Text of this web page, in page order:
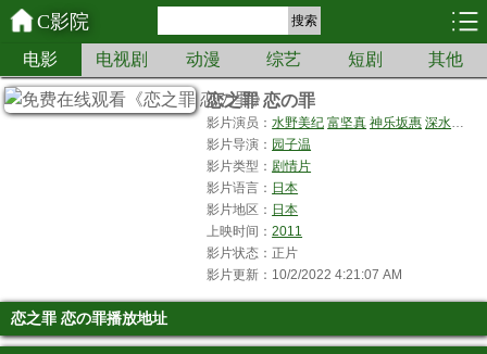
C影院 搜索
电影 电视剧 动漫 综艺 短剧 其他
恋之罪 恋の罪
影片演员：水野美纪 富坚真 神乐坂惠 深水元基
影片导演： 园子温
影片类型： 剧情片
影片语言： 日本
影片地区： 日本
上映时间：2011
影片状态：正片
影片更新：10/2/2022 4:21:07 AM
恋之罪 恋の罪播放地址